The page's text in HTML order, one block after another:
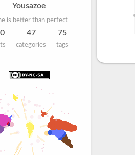
Yousazoe
is better than perfect
47
categories
75
tags